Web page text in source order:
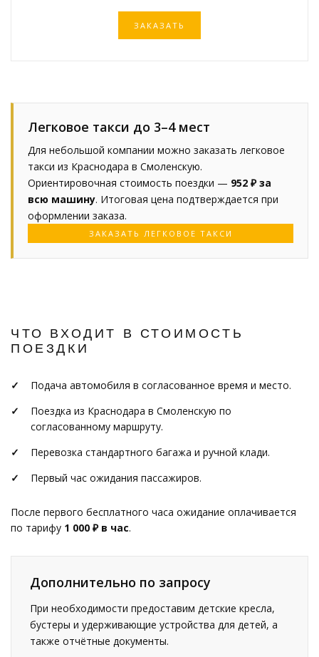
ЗАКАЗАТЬ
Легковое такси до 3–4 мест
Для небольшой компании можно заказать легковое
такси из Краснодара в Смоленскую.
Ориентировочная стоимость поездки — 952 ₽ за
всю машину. Итоговая цена подтверждается при
оформлении заказа.
ЗАКАЗАТЬ ЛЕГКОВОЕ ТАКСИ
ЧТО ВХОДИТ В СТОИМОСТЬ
ПОЕЗДКИ
Подача автомобиля в согласованное время и место.
Поездка из Краснодара в Смоленскую по
согласованному маршруту.
Перевозка стандартного багажа и ручной клади.
Первый час ожидания пассажиров.
После первого бесплатного часа ожидание оплачивается
по тарифу 1 000 ₽ в час.
Дополнительно по запросу
При необходимости предоставим детские кресла,
бустеры и удерживающие устройства для детей, а
также отчётные документы.